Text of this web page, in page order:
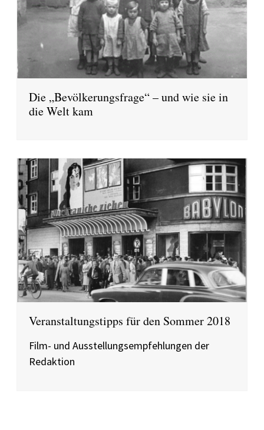
Die „Bevölkerungsfrage“ – und wie sie in
die Welt kam
Veranstaltungstipps für den Sommer 2018
Film- und Ausstellungsempfehlungen der
Redaktion